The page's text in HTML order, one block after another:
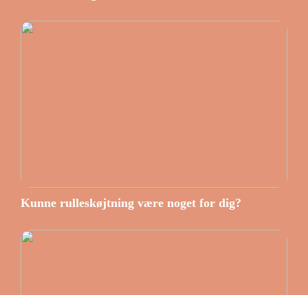
Kunne rulleskøjtning være noget for dig?